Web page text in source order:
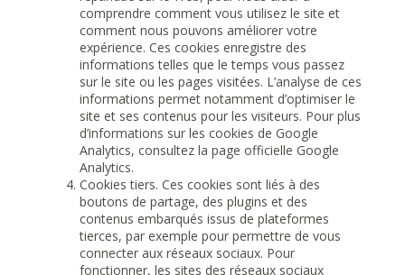
comprendre comment vous utilisez le site et
comment nous pouvons améliorer votre
expérience. Ces cookies enregistre des
informations telles que le temps vous passez
sur le site ou les pages visitées. L’analyse de ces
informations permet notamment d’optimiser le
site et ses contenus pour les visiteurs. Pour plus
d’informations sur les cookies de Google
Analytics, consultez la page officielle Google
Analytics.
Cookies tiers. Ces cookies sont liés à des
boutons de partage, des plugins et des
contenus embarqués issus de plateformes
tierces, par exemple pour permettre de vous
connecter aux réseaux sociaux. Pour
fonctionner, les sites des réseaux sociaux